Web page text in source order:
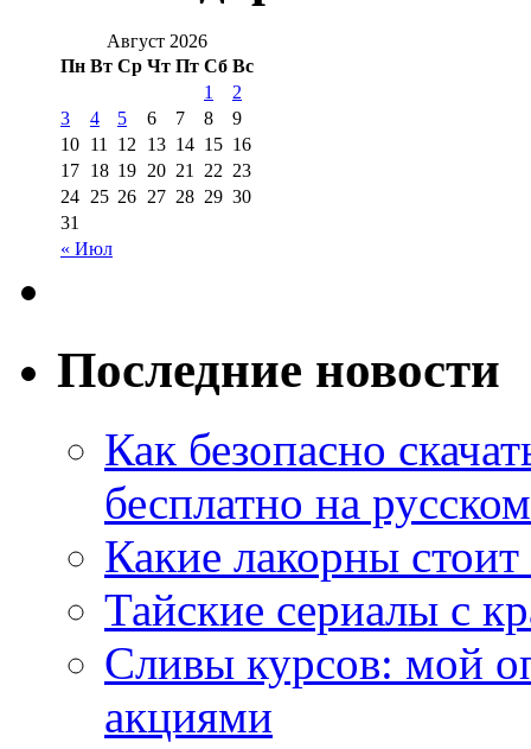
Август 2026
Пн Вт Ср Чт Пт Сб Вс
« Июл
1
2
3
4 5 6 7 8
9
10 11 12 13 14 15 16
17 18 19 20 21 22 23
24 25 26 27 28 29 30
31
Последние новости
Как безопасно
бесплатно на
Какие лакорны
Тайские сериалы с
Сливы курсов: мой
акциями